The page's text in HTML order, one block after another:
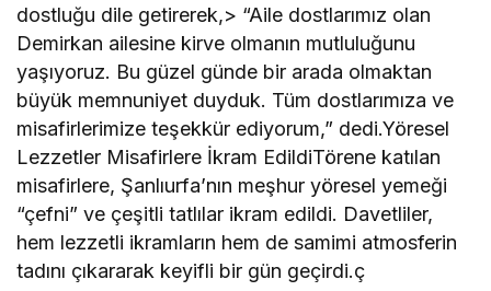
dostluğu dile getirerek,> “Aile dostlarımız olan
Demirkan ailesine kirve olmanın mutluluğunu
yaşıyoruz. Bu güzel günde bir arada olmaktan
büyük memnuniyet duyduk. Tüm dostlarımıza ve
misafirlerimize teşekkür ediyorum,” dedi.Yöresel
Lezzetler Misafirlere İkram EdildiTörene katılan
misafirlere, Şanlıurfa’nın meşhur yöresel yemeği
“çefni” ve çeşitli tatlılar ikram edildi. Davetliler,
hem lezzetli ikramların hem de samimi atmosferin
tadını çıkararak keyifli bir gün geçirdi.ç